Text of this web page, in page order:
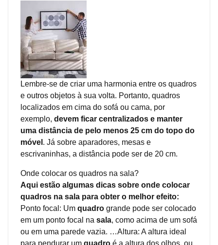
Lembre-se de criar uma harmonia entre os quadros
e outros objetos à sua volta. Portanto, quadros
localizados em cima do sofá ou cama, por
exemplo, devem ficar centralizados e manter
uma distância de pelo menos 25 cm do topo do
móvel . Já sobre aparadores, mesas e
escrivaninhas, a distância pode ser de 20 cm.
Onde colocar os quadros na sala?
Aqui estão algumas dicas sobre onde colocar
quadros na sala para obter o melhor efeito:
Ponto focal: Um quadro grande pode ser colocado
em um ponto focal na sala, como acima de um sofá
ou em uma parede vazia. …Altura: A altura ideal
para pendurar um quadro é a altura dos olhos, ou